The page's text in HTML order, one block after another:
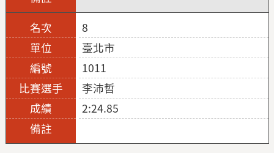
8
臺北市
1011
李沛哲
2:24.85